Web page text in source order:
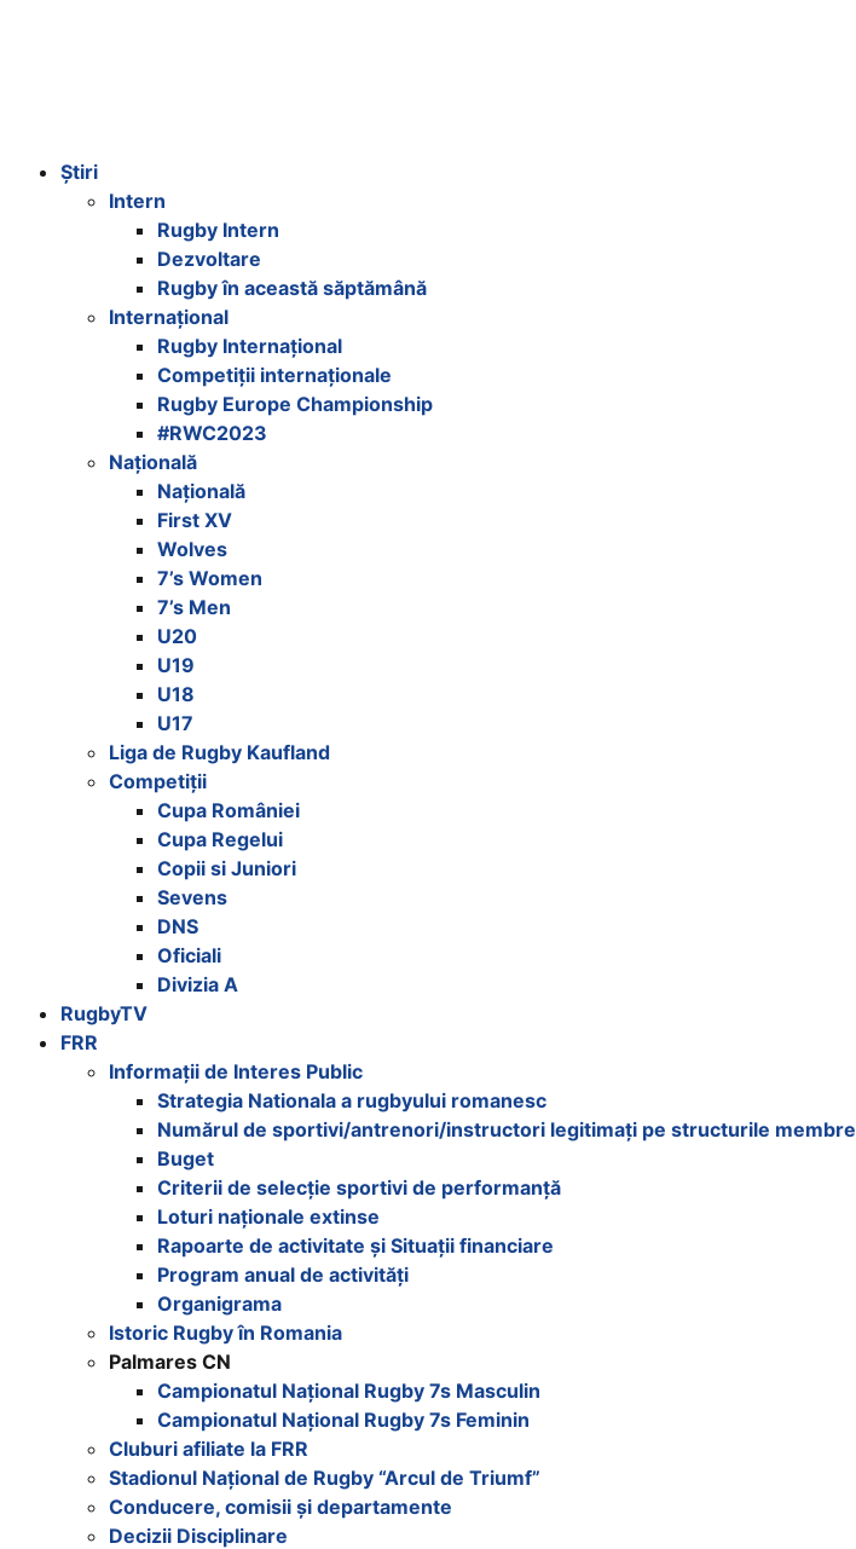
Știri
Intern
Rugby Intern
Dezvoltare
Rugby în această săptămână
Internațional
Rugby Internațional
Competiții internaționale
Rugby Europe Championship
#RWC2023
Națională
Națională
First XV
Wolves
7’s Women
7’s Men
U20
U19
U18
U17
Liga de Rugby Kaufland
Competiții
Cupa României
Cupa Regelui
Copii si Juniori
Sevens
DNS
Oficiali
Divizia A
RugbyTV
FRR
Informații de Interes Public
Strategia Nationala a rugbyului romanesc
Numărul de sportivi/antrenori/instructori legitimați pe structurile membre
Buget
Criterii de selecție sportivi de performanță
Loturi naționale extinse
Rapoarte de activitate și Situații financiare
Program anual de activități
Organigrama
Istoric Rugby în Romania
Palmares CN
Campionatul Național Rugby 7s Masculin
Campionatul Național Rugby 7s Feminin
Cluburi afiliate la FRR
Stadionul Național de Rugby “Arcul de Triumf”
Conducere, comisii și departamente
Decizii Disciplinare